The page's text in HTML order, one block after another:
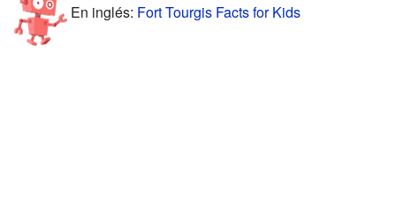
En inglés: Fort Tourgis Facts for Kids